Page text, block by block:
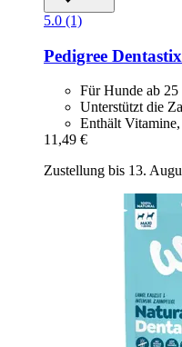
5.0 (1)
Pedigree
Für Hunde ab 25
Unterstützt die
Enthält
11,49 €
Zustellung bis 13.